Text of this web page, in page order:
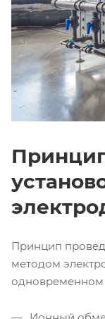
Принцип
методом
одновременном